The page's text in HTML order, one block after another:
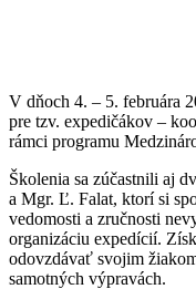
V dňoch 4. – 5. februára
pre tzv. expedičákov –
rámci programu
Školenia sa zúčastnili aj
a Mgr. Ľ. Falat, ktorí si
vedomosti a zručnosti
organizáciu expedícií.
odovzdávať svojim
samotných výpravách.